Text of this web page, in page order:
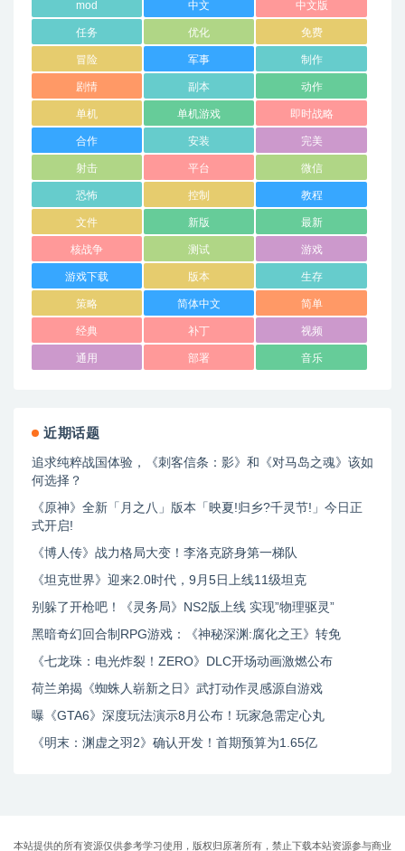
mod 中文 中文版
任务 优化 免费
冒险 军事 制作
剧情 副本 动作
单机 单机游戏 即时战略
合作 安装 完美
射击 平台 微信
恐怖 控制 教程
文件 新版 最新
核战争 测试 游戏
游戏下载 版本 生存
策略 简体中文 简单
经典 补丁 视频
通用 部署 音乐
近期话题
追求纯粹战国体验，《刺客信条：影》和《对马岛之魂》该如
何选择？
《原神》全新「月之八」版本「映夏!归乡?千灵节!」今日正
式开启!
《博人传》战力格局大变！李洛克跻身第一梯队
《坦克世界》迎来2.0时代，9月5日上线11级坦克
别躲了开枪吧！《灵务局》NS2版上线 实现”物理驱灵”
黑暗奇幻回合制RPG游戏：《神秘深渊:腐化之王》转免
《七龙珠：电光炸裂！ZERO》DLC开场动画激燃公布
荷兰弟揭《蜘蛛人崭新之日》武打动作灵感源自游戏
曝《GTA6》深度玩法演示8月公布！玩家急需定心丸
《明末：渊虚之羽2》确认开发！首期预算为1.65亿
本站提供的所有资源仅供参考学习使用，版权归原著所有，禁止下载本站资源参与商业